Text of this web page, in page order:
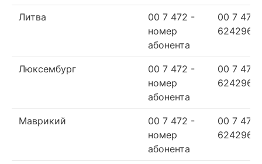
Литва
00 7 472 -
номер
абонента
00 7 472
624296
Люксембург
00 7 472 -
номер
абонента
00 7 472
624296
Маврикий
00 7 472 -
номер
абонента
00 7 472
624296